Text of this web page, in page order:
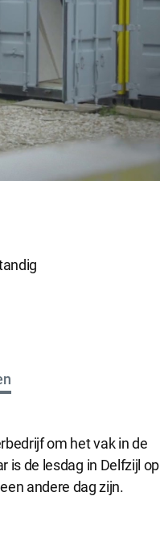
om het vak in de
is de lesdag in Delfzijl op
andere dag zijn.